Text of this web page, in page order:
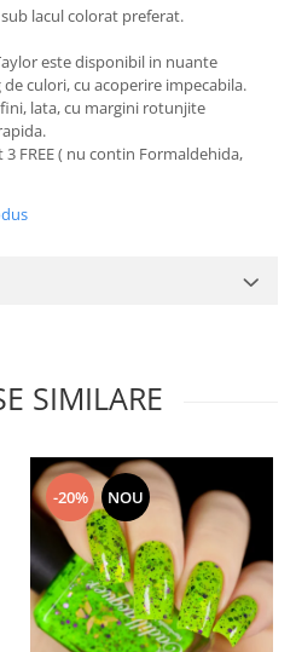
lacul colorat preferat.
este disponibil in nuante
culori, cu acoperire impecabila.
lata, cu margini rotunjite
FREE ( nu contin Formaldehida,
SIMILARE
-20% NOU